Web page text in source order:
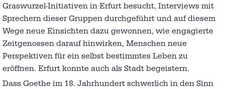
Graswurzel-Initiativen in Erfurt besucht, Interviews mit
Sprechern dieser Gruppen durchgeführt und auf diesem
Wege neue Einsichten dazu gewonnen, wie engagierte
Zeitgenossen darauf hinwirken, Menschen neue
Perspektiven für ein selbst bestimmtes Leben zu
eröffnen. Erfurt konnte auch als Stadt begeistern.
Dass Goethe im 18. Jahrhundert schwerlich in den Sinn